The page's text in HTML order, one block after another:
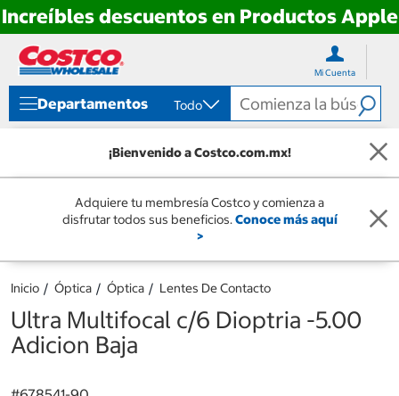
Increíbles descuentos en Productos Apple
directo
contenido
directo
menú
navegación
Mi Cuenta
Departamentos Todo
¡Bienvenido a Costco.com.mx!
Adquiere tu membresía Costco y comienza a
disfrutar todos sus beneficios.Conoce más aquí
>
Inicio Óptica Óptica Lentes De Contacto
Ultra Multifocal c/6 Dioptria -5.00
Adicion Baja